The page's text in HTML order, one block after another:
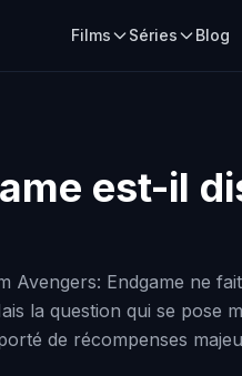
Films Séries Blog
est-il
Avengers: Endgame ne
la question qui se pose
de récompenses